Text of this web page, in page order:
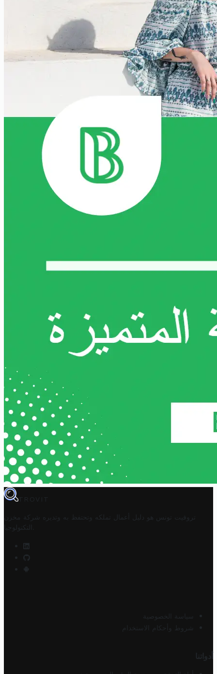
TROVIT
تروفيت تونس هو دليل أعمال تملكه وتحتفظ به وتديره
شركة مخزن
التكنولوجيا
سياسة الخصوصية
شروط وأحكام الاستخدام
أدواتنا